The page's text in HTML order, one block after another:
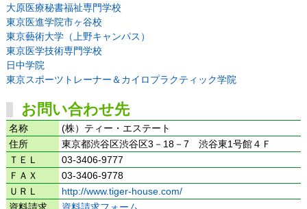
大原医療秘書福祉専門学校
東京医進学院市ヶ谷校
東京藝術大学（上野キャンパス）
東京医学技術専門学校
日中学院
東京スポーツトレーナー＆カイロプラクティック学院
お問い合わせ先
名称
(株）ティー・エステート
住所
東京都渋谷区渋谷区3－18－7 渋谷東1号館４Ｆ
ＴＥＬ
03-3406-9777
ＦＡＸ
03-3406-9778
ＵＲＬ
http://www.tiger-house.com/